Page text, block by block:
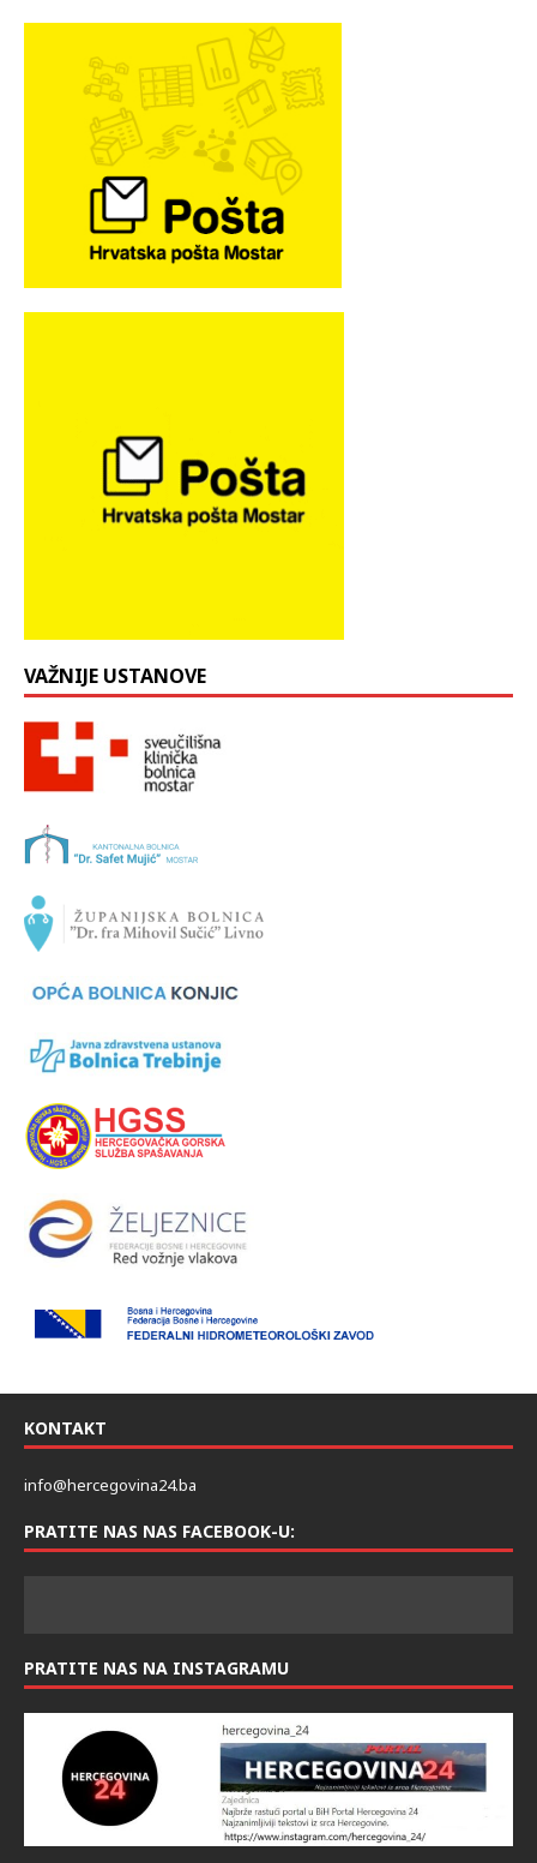
VAŽNIJE USTANOVE
KONTAKT
info@hercegovina24.ba
PRATITE NAS NAS FACEBOOK-U:
PRATITE NAS NA INSTAGRAMU